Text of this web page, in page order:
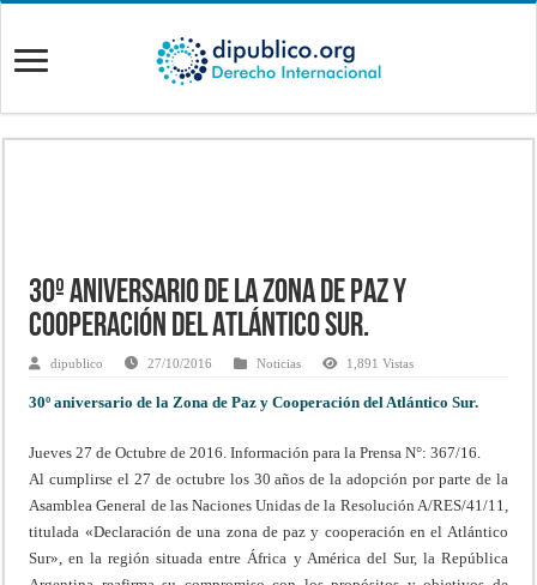
30º aniversario de la Zona de Paz y
Cooperación del Atlántico Sur.
dipublico 27/10/2016 Noticias 1,891 Vistas
30º aniversario de la Zona de Paz y Cooperación del Atlántico Sur.
Jueves 27 de Octubre de 2016.Información para la Prensa N°: 367/16.
Al cumplirse el 27 de octubre los 30 años de la adopción por parte de la
Asamblea General de las Naciones Unidas de la Resolución A/RES/41/11,
titulada «Declaración de una zona de paz y cooperación en el Atlántico
Sur», en la región situada entre África y América del Sur, la República